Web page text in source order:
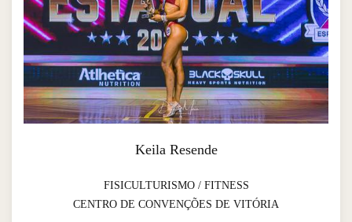
Keila Resende
FISICULTURISMO / FITNESS
CENTRO DE CONVENÇÕES DE VITÓRIA